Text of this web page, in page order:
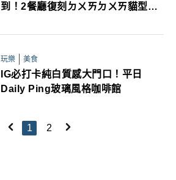
到！2餐廳復刻ㄉㄨㄞㄉㄨㄞ貓型限
玩樂 美食
IG必打卡純白質感大門口！平日
Daily Ping玻璃風格咖啡館
1 2